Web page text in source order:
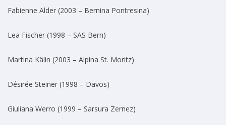
Fabienne Alder (2003 – Bernina Pontresina)
Lea Fischer (1998 – SAS Bern)
Martina Kälin (2003 – Alpina St. Moritz)
Désirée Steiner (1998 – Davos)
Giuliana Werro (1999 – Sarsura Zernez)